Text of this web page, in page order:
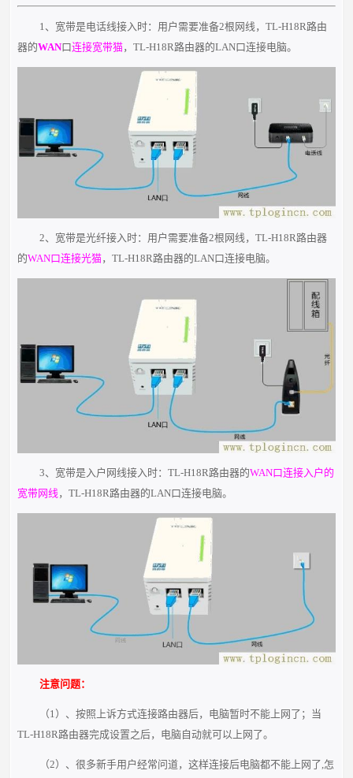
1、宽带是电话线接入时：用户需要准备2根网线，TL-H18R路由
器的WAN口连接宽带猫，TL-H18R路由器的LAN口连接电脑。
2、宽带是光纤接入时：用户需要准备2根网线，TL-H18R路由器
的WAN口连接光猫，TL-H18R路由器的LAN口连接电脑。
3、宽带是入户网线接入时：TL-H18R路由器的WAN口连接入户的
宽带网线，TL-H18R路由器的LAN口连接电脑。
注意问题：
（1）、按照上诉方式连接路由器后，电脑暂时不能上网了；当
TL-H18R路由器完成设置之后，电脑自动就可以上网了。
（2）、很多新手用户经常问道，这样连接后电脑都不能上网了,怎